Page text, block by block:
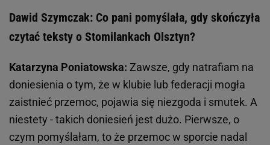
Dawid Szymczak: Co pani pomyślała, gdy skończyła
czytać teksty o Stomilankach Olsztyn?
Katarzyna Poniatowska: Zawsze, gdy natrafiam na
doniesienia o tym, że w klubie lub federacji mogła
zaistnieć przemoc, pojawia się niezgoda i smutek. A
niestety - takich doniesień jest dużo. Pierwsze, o
czym pomyślałam, to że przemoc w sporcie nadal